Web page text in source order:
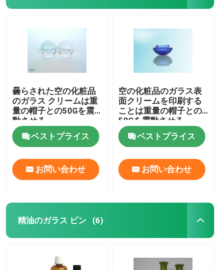
曇らされた空の化粧品
のガラス クリームは重
量の帽子との50Gを震
動させる
ベストプライス
お問い合わせ
空の化粧品のガラス表
面クリームを印刷する
ことは重量の帽子との
50Gを震動させる
ベストプライス
お問い合わせ
精油のガラス ビン (6)